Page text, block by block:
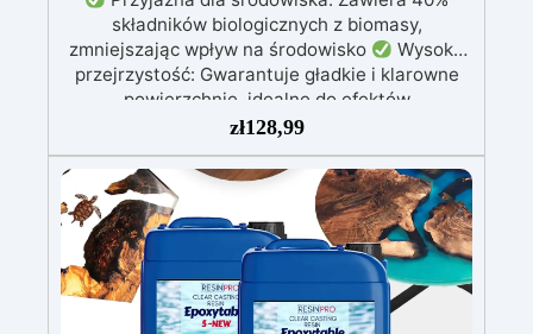
składników biologicznych z biomasy,
zmniejszając wpływ na środowisko
Wysoka
przejrzystość: Gwarantuje gładkie i klarowne
powierzchnie, idealne do efektów
Wytrzymała i stabilna:
Ochrona przed promieniowaniem UV, wilgocią i
zwiększona odporność mechaniczna
Łatwa
w użyciu: Niska reakcja egzotermiczna
umożliwia zalewy do 1 cm, zapobiegając
żółknięciu i przegrzewaniu
Szerokie
zastosowanie: Nadaje się do powłok stołów, tac
i małych dzieł sztuki
zł128,99